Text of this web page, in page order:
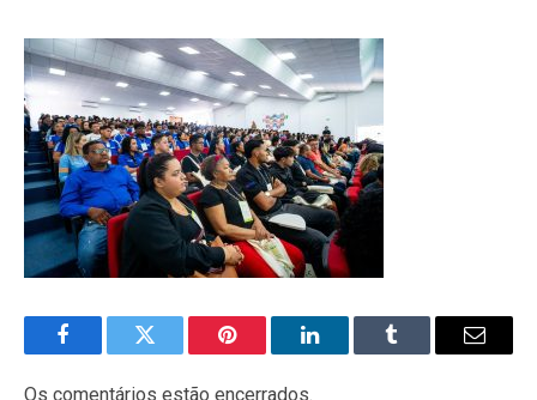
FacebookTwitter Pinterest LinkedInTumblr
E-
Os comentários estão encerrados.